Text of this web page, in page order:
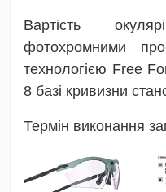
Вартість
фотохромними
технологією Free
8 базі кривизни
Термін виконання